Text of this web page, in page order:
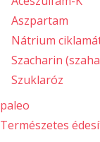
Aszpartam
Nátrium
Szacharin
Szuklaróz
paleo
Természetes